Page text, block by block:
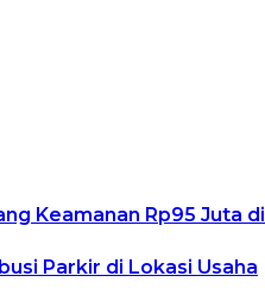
Keamanan Rp95 Juta
Parkir di Lokasi Usaha